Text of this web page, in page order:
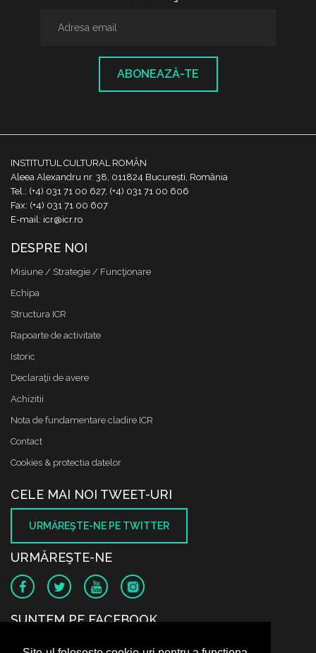
ABONEAZĂ-TE
INSTITUTUL CULTURAL ROMÂN
Aleea Alexandru nr. 38, 011824 București, România
Tel.: (+4) 031 71 00 627, (+4) 031 71 00 606
Fax: (+4) 031 71 00 607
E-mail: icr@icr.ro
DESPRE NOI
Misiune / Strategie / Funcţionare
Echipa
Structura ICR
Rapoarte de activitate
Istoric
Declaraţii de avere
Achizitii
Nota de fundamentare cladire ICR
Contact
Cookies & protectia datelor
CELE MAI NOI TWEET-URI
URMĂREŞTE-NE PE TWITTER
URMĂREŞTE-NE
SUNTEM PE FACEBOOK